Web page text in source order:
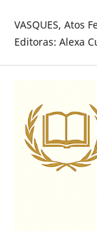
VASQUES, Atos
Editoras: Alexa